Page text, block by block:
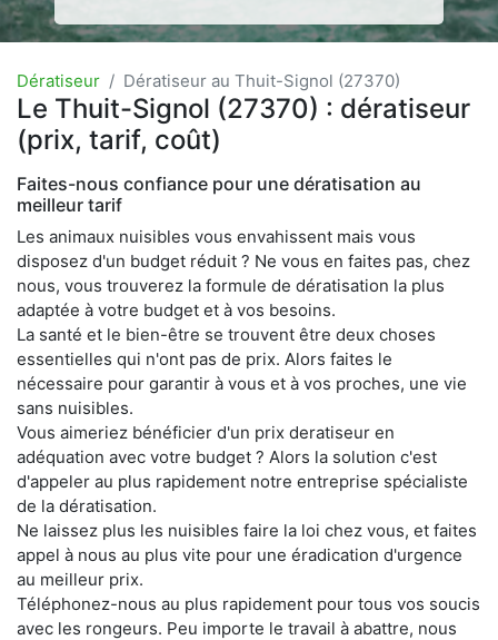
Dératiseur Dératiseur au Thuit-Signol (27370)
Le Thuit-Signol (27370) : dératiseur
(prix, tarif, coût)
Faites-nous confiance pour une dératisation au
meilleur tarif
Les animaux nuisibles vous envahissent mais vous
disposez d'un budget réduit ? Ne vous en faites pas, chez
nous, vous trouverez la formule de dératisation la plus
adaptée à votre budget et à vos besoins.
La santé et le bien-être se trouvent être deux choses
essentielles qui n'ont pas de prix. Alors faites le
nécessaire pour garantir à vous et à vos proches, une vie
sans nuisibles.
Vous aimeriez bénéficier d'un prix deratiseur en
adéquation avec votre budget ? Alors la solution c'est
d'appeler au plus rapidement notre entreprise spécialiste
de la dératisation.
Ne laissez plus les nuisibles faire la loi chez vous, et faites
appel à nous au plus vite pour une éradication d'urgence
au meilleur prix.
Téléphonez-nous au plus rapidement pour tous vos soucis
avec les rongeurs. Peu importe le travail à abattre, nous